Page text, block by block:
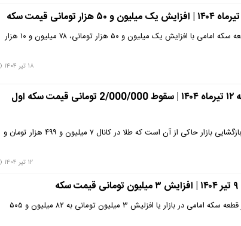
گزارش‌ها حاکی از آن است که هر قطعه سکه امامی با افزایش یک میلیون و ۵۰ هزار تومانی، ۷۸ میلیون و ۱۰ هزار
۱۸ تیر ۱۴۰۴
قیمت سکه و طلا امروز پنجشنبه ۱۲ تیرماه ۱۴۰۴ | سقوط 2/000/000 تومانی قیمت سکه اول
بررسی روند بازار طلا و سکه در زمان بازگشایی بازار حاکی از آن است که طلا در کانال ۷ میلیون و ۴۹۹ هزار تومان و
۱۲ تیر ۱۴۰۴
گزارش‌ها از بازار نشان می‌دهد که هر قطعه سکه امامی در بازار یا افزلیش ۳ میلیون تومانی به ۸۲ میلیون و ۵۰۵